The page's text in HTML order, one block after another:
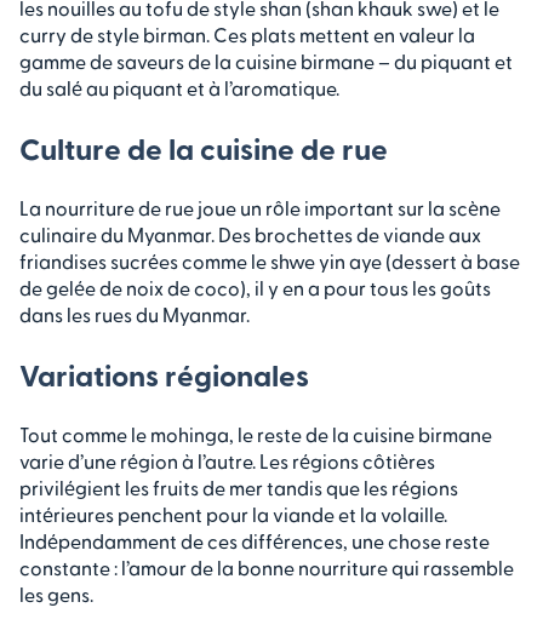
les nouilles au tofu de style shan (shan khauk swe) et le
curry de style birman. Ces plats mettent en valeur la
gamme de saveurs de la cuisine birmane – du piquant et
du salé au piquant et à l’aromatique.
Culture de la cuisine de rue
La nourriture de rue joue un rôle important sur la scène
culinaire du Myanmar. Des brochettes de viande aux
friandises sucrées comme le shwe yin aye (dessert à base
de gelée de noix de coco), il y en a pour tous les goûts
dans les rues du Myanmar.
Variations régionales
Tout comme le mohinga, le reste de la cuisine birmane
varie d’une région à l’autre. Les régions côtières
privilégient les fruits de mer tandis que les régions
intérieures penchent pour la viande et la volaille.
Indépendamment de ces différences, une chose reste
constante : l’amour de la bonne nourriture qui rassemble
les gens.